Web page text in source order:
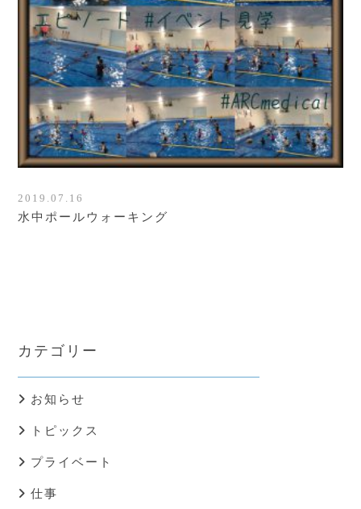
2019.07.16
水中ポールウォーキング
カテゴリー
お知らせ
トピックス
プライベート
仕事